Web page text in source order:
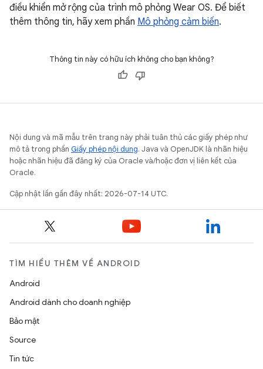
điều khiển mở rộng của trình mô phỏng Wear OS. Để biết
thêm thông tin, hãy xem phần Mô phỏng cảm biến.
Thông tin này có hữu ích không cho bạn không?
Nội dung và mã mẫu trên trang này phải tuân thủ các giấy phép như
mô tả trong phần Giấy phép nội dung. Java và OpenJDK là nhãn hiệu
hoặc nhãn hiệu đã đăng ký của Oracle và/hoặc đơn vị liên kết của
Oracle.
Cập nhật lần gần đây nhất: 2026-07-14 UTC.
TÌM HIỂU THÊM VỀ ANDROID
Android
Android dành cho doanh nghiệp
Bảo mật
Source
Tin tức